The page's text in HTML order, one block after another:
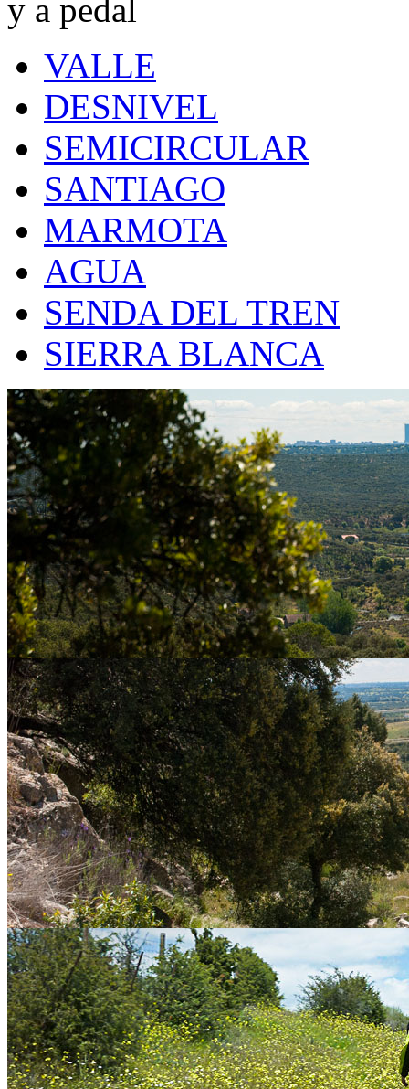
VALLE
DESNIVEL
SEMICIRCULAR
SANTIAGO
MARMOTA
AGUA
SENDA DEL TREN
SIERRA BLANCA